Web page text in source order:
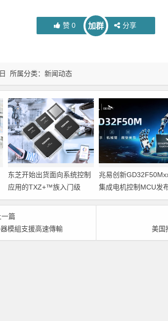
赞0 加群 分享
所属分类： 新闻动态
东芝开始出货面向系统控制
应用的TXZ+™族入门级
M4V组（搭载Arm
Cortex‑M4内核的标准微控
制器）工程样品
兆易创新
集成电机控制MCU发
能人形机器人关节驱
篇
模組支援高速傳輸
美国